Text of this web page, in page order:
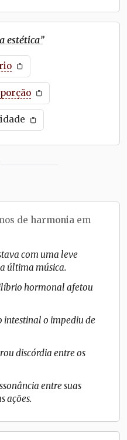
estética”
de harmonia em
com uma leve
última música.
hormonal afetou
intestinal o impediu de
discórdia entre os
entre suas
ações.